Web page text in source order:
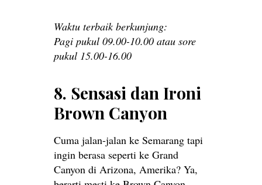
Waktu terbaik berkunjung:
Pagi pukul 09.00-10.00 atau sore
pukul 15.00-16.00
8. Sensasi dan Ironi
Brown Canyon
Cuma jalan-jalan ke Semarang tapi
ingin berasa seperti ke Grand
Canyon di Arizona, Amerika? Ya,